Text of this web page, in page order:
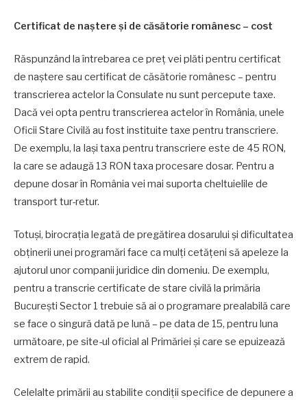
Certificat de naștere și de căsătorie românesc – cost
Răspunzând la întrebarea ce preț vei plăti pentru certificat
de naștere sau certificat de căsătorie românesc – pentru
transcrierea actelor la Consulate nu sunt percepute taxe.
Dacă vei opta pentru transcrierea actelor în România, unele
Oficii Stare Civilă au fost instituite taxe pentru transcriere.
De exemplu, la Iași taxa pentru transcriere este de 45 RON,
la care se adaugă 13 RON taxa procesare dosar. Pentru a
depune dosar în România vei mai suporta cheltuielile de
transport tur-retur.
Totuși, birocrația legată de pregătirea dosarului și dificultatea
obținerii unei programări face ca mulți cetățeni să apeleze la
ajutorul unor companii juridice din domeniu. De exemplu,
pentru a transcrie certificate de stare civilă la primăria
București Sector 1 trebuie să ai o programare prealabilă care
se face o singură dată pe lună – pe data de 15, pentru luna
următoare, pe site-ul oficial al Primăriei și care se epuizează
extrem de rapid.
Celelalte primării au stabilite condiții specifice de depunere a